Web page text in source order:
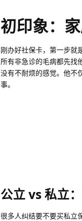
初印象：
刚办好社保卡，第一步就
所有非急诊的毛病都先找
没有不耐烦的感觉。他不
事。
公立 vs 私立
很多人纠结要不要买私立